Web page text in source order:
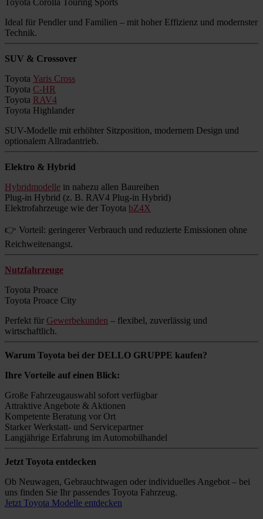
Ideal für Pendler und Familien – mit hoher Effizienz und modernster
Technik.
SUV & Crossover
Toyota Yaris Cross
Toyota C-HR
Toyota RAV4
Toyota Highlander
SUV-Modelle mit erhöhter Sitzposition, modernem Design und
optionalem Allradantrieb.
Elektro & Hybrid
Hybridmodelle in nahezu allen Baureihen
Plug-in Hybrid (z. B. RAV4 Plug-in Hybrid)
Elektrofahrzeuge wie der Toyota bZ4X
👉 Vorteil: geringerer Verbrauch und reduzierte Emissionen ohne
Reichweitenangst.
Nutzfahrzeuge
Toyota Proace
Toyota Proace City
Perfekt für Gewerbekunden – flexibel, zuverlässig und
wirtschaftlich.
Warum Toyota bei der DELLO GRUPPE kaufen?
Ihre Vorteile auf einen Blick:
Große Fahrzeugauswahl sofort verfügbar
Attraktive Angebote & Aktionen
Kompetente Beratung vor Ort
Starker Werkstatt- und Servicepartner
Langjährige Erfahrung im Automobilhandel
Jetzt Toyota entdecken
Ob Neuwagen, Gebrauchtwagen oder individuelles Angebot – bei
uns finden Sie Ihr passendes Toyota Fahrzeug.
Jetzt Toyota Modelle entdecken